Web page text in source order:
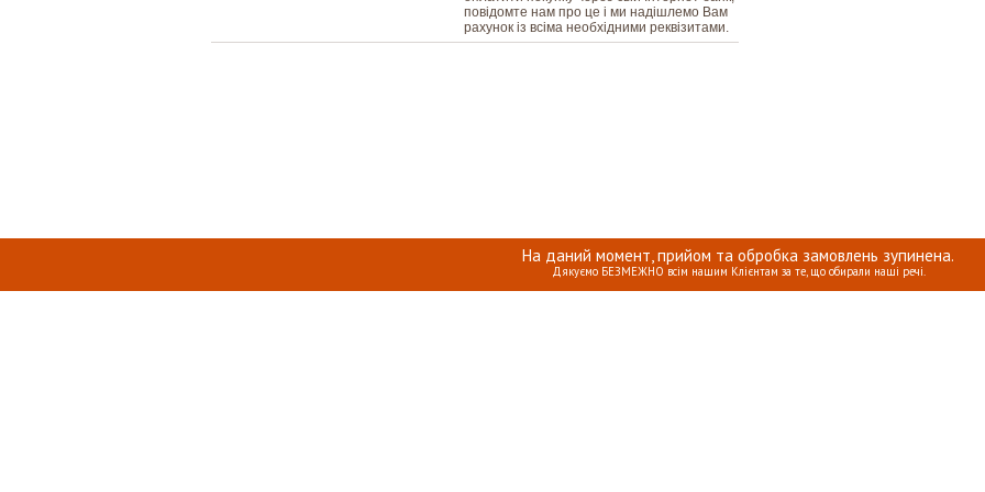
На даний момент, прийом та обробка замовлень зупинена.
Дякуємо БЕЗМЕЖНО всім нашим Клієнтам за те, що обирали наші речі.
повідомте нам про це і ми надішлемо Вам
рахунок із всіма необхідними реквізитами.